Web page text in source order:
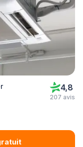
4,8
207 avis